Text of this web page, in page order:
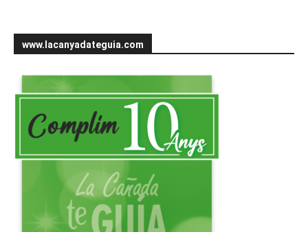
www.lacanyadateguia.com